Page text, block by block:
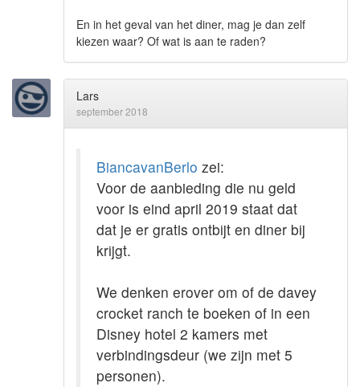
En in het geval van het diner, mag je dan zelf
kiezen waar? Of wat is aan te raden?
Lars
september 2018
BiancavanBerlo zei:
Voor de aanbieding die nu geld
voor is eind april 2019 staat dat
dat je er gratis ontbijt en diner bij
krijgt.
We denken erover om of de davey
crocket ranch te boeken of in een
Disney hotel 2 kamers met
verbindingsdeur (we zijn met 5
personen).